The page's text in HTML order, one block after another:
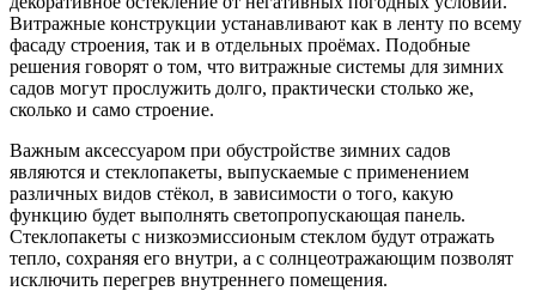
Витражные конструкции устанавливают как в ленту по всему
фасаду строения, так и в отдельных проёмах. Подобные
решения говорят о том, что витражные системы для зимних
садов могут прослужить долго, практически столько же,
сколько и само строение.
Важным аксессуаром при обустройстве зимних садов
являются и стеклопакеты, выпускаемые с применением
различных видов стёкол, в зависимости о того, какую
функцию будет выполнять светопропускающая панель.
Стеклопакеты с низкоэмиссионым стеклом будут отражать
тепло, сохраняя его внутри, а с солнцеотражающим позволят
исключить перегрев внутреннего помещения.